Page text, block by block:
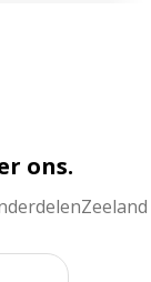
ons.